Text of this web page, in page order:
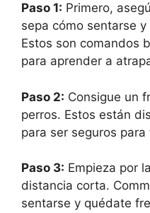
Paso 1: Primero,
sepa cómo sentarse
Estos son comandos
para aprender a
Paso 2: Consigue un
perros. Estos están
para ser seguros
Paso 3: Empieza por
distancia corta.
sentarse y quédate